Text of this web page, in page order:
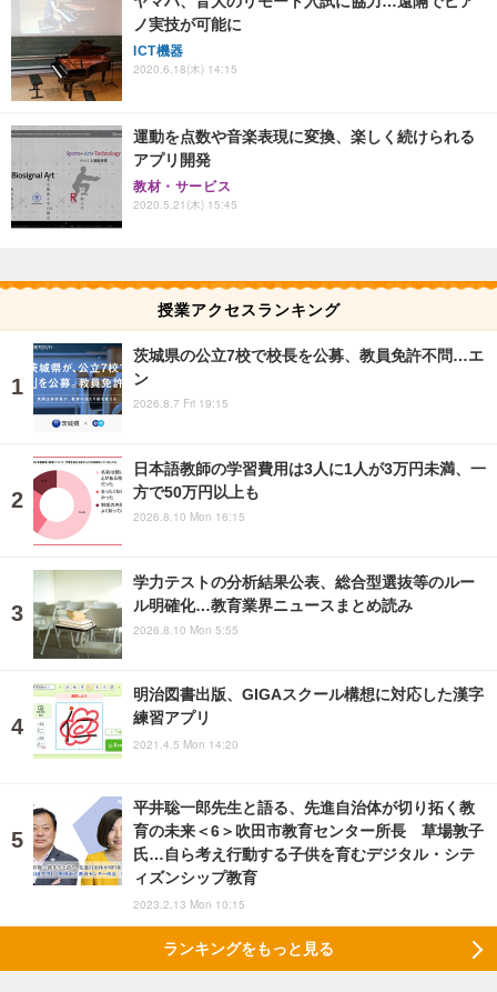
ノ実技が可能に
ICT機器
2020.6.18(木) 14:15
運動を点数や音楽表現に変換、楽しく続けられる
アプリ開発
教材・サービス
2020.5.21(木) 15:45
授業アクセスランキング
茨城県の公立7校で校長を公募、教員免許不問…エ
ン
2026.8.7 Fri 19:15
日本語教師の学習費用は3人に1人が3万円未満、一
方で50万円以上も
2026.8.10 Mon 16:15
学力テストの分析結果公表、総合型選抜等のルー
ル明確化…教育業界ニュースまとめ読み
2026.8.10 Mon 5:55
明治図書出版、GIGAスクール構想に対応した漢字
練習アプリ
2021.4.5 Mon 14:20
平井聡一郎先生と語る、先進自治体が切り拓く教
育の未来＜6＞吹田市教育センター所長 草場敦子
氏…自ら考え行動する子供を育むデジタル・シテ
ィズンシップ教育
2023.2.13 Mon 10:15
ランキングをもっと見る